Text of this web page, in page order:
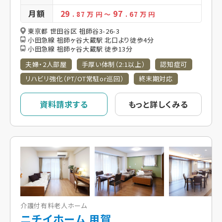
月額 29 . 87万 円 ～ 97 . 67 万 円
東京都 世田谷区 祖師谷3-26-3
小田急線 祖師ヶ谷大蔵駅 北口より徒歩4分
小田急線 祖師ヶ谷大蔵駅 徒歩13分
夫婦・2人部屋
手厚い体制（2:1以上）
認知症可
リハビリ強化（PT/OT常駐or巡回）
終末期対応
資料請求する もっと詳しくみる
介護付有料老人ホーム
ニチイホーム 用賀